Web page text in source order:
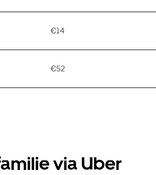
€14
€52
via Uber